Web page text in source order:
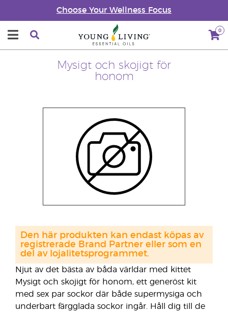
Choose Your Wellness Focus
0
Mysigt och skojigt för
honom
Njut av det bästa av båda världar med kittet
Mysigt och skojigt för honom, ett generöst kit
med sex par sockor där både supermysiga och
underbart färgglada sockor ingår. Håll dig till de
Den här produkten kan endast köpas av
registrerade Brand Partner eller som en
del av lojalitetsprogrammet.